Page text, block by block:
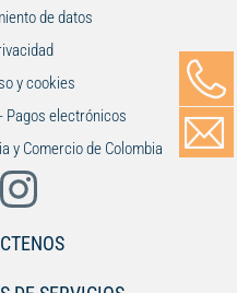
de datos
y cookies
Pagos electrónicos
y Comercio de Colombia